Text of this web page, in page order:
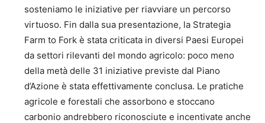
sosteniamo le iniziative per riavviare un percorso
virtuoso. Fin dalla sua presentazione, la Strategia
Farm to Fork è stata criticata in diversi Paesi Europei
da settori rilevanti del mondo agricolo: poco meno
della metà delle 31 iniziative previste dal Piano
d’Azione è stata effettivamente conclusa. Le pratiche
agricole e forestali che assorbono e stoccano
carbonio andrebbero riconosciute e incentivate anche